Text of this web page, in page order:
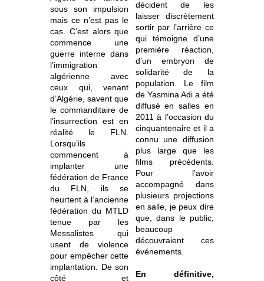
sous son impulsion
mais ce n’est pas le
cas. C’est alors que
commence une
guerre interne dans
l’immigration
algérienne avec
ceux qui, venant
d’Algérie, savent que
le commanditaire de
l’insurrection est en
réalité le FLN.
Lorsqu’ils
commencent à
implanter une
fédération de France
du FLN, ils se
heurtent à l’ancienne
fédération du MTLD
tenue par les
Messalistes qui
usent de violence
pour empêcher cette
implantation. De son
côté et
décident de les
laisser discrètement
sortir par l’arrière ce
qui témoigne d’une
première réaction,
d’un embryon de
solidarité de la
population. Le film
de Yasmina Adi a été
diffusé en salles en
2011 à l’occasion du
cinquantenaire et il a
connu une diffusion
plus large que les
films précédents.
Pour l’avoir
accompagné dans
plusieurs projections
en salle, je peux dire
que, dans le public,
beaucoup
découvraient ces
événements.
En définitive,